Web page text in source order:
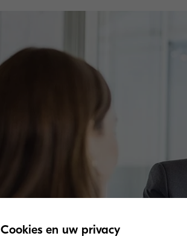
Cookies en uw privacy